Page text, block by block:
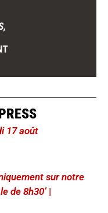
17 août
sur notre
de 8h30’|